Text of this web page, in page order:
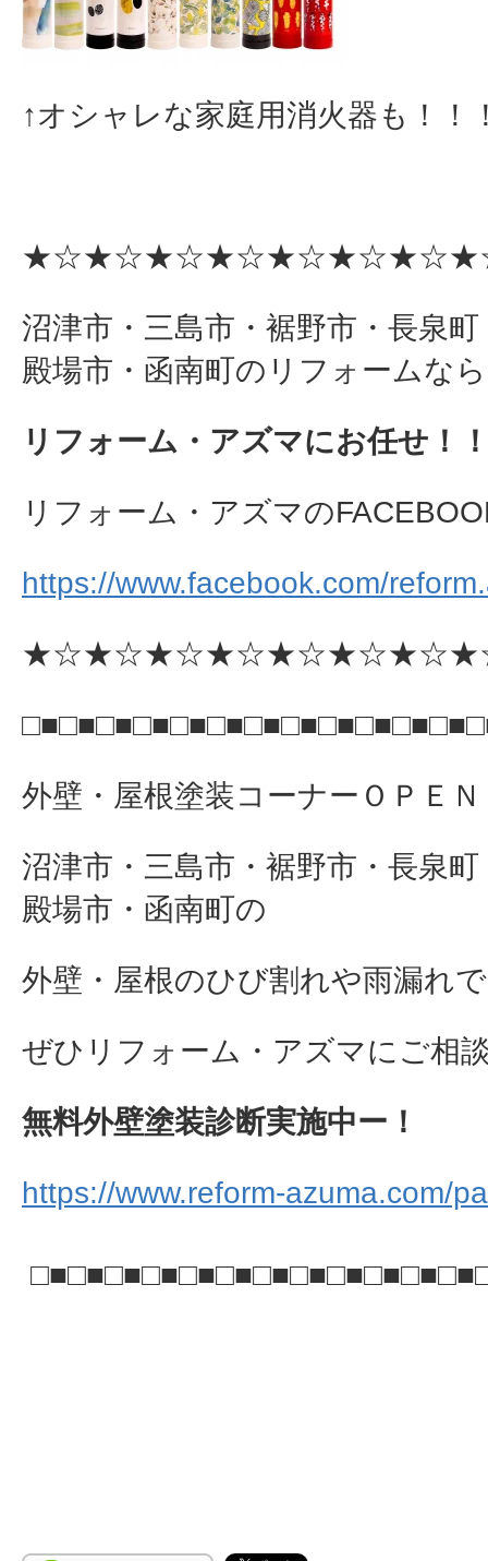
↑オシャレな家庭用消火器も！！
沼津市・三島市・裾野市・長泉
殿場市・函南町のリフォームな
リフォーム・アズマにお任せ！
リフォーム・アズマの
https://www.facebook.com/
外壁・屋根塗装コーナーＯＰＥ
沼津市・三島市・裾野市・長泉
殿場市・函南町の
外壁・屋根のひび割れや雨漏れ
ぜひリフォーム・アズマにご相
無料外壁塗装診断実施中ー！
https://www.reform-azuma.com/